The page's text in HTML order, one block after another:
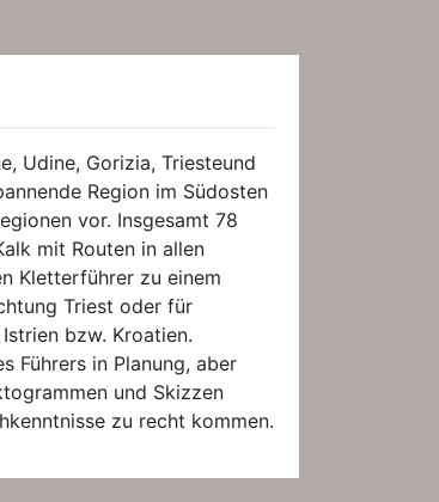
Udine, Gorizia, Triesteund
Region im Südosten
vor. Insgesamt 78
mit Routen in allen
Kletterführer zu einem
Triest oder für
bzw. Kroatien.
Führers in Planung, aber
und Skizzen
zu recht kommen.